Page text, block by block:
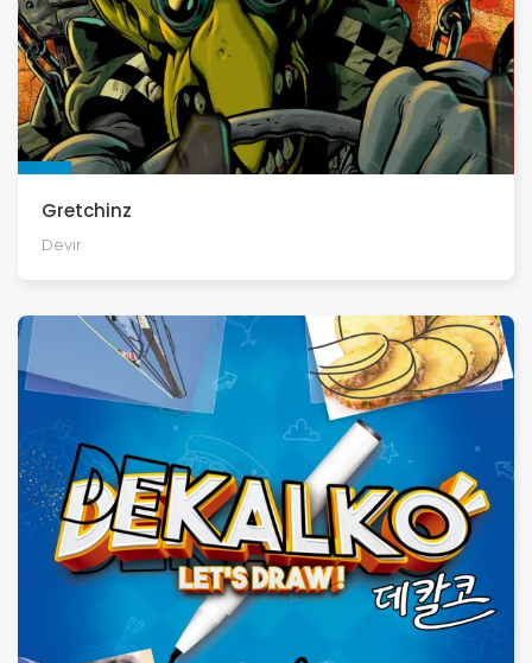
Gretchinz
Devir